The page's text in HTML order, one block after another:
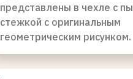
представлены в чехле с
стежкой с оригинальным
геометрическим рисунком.